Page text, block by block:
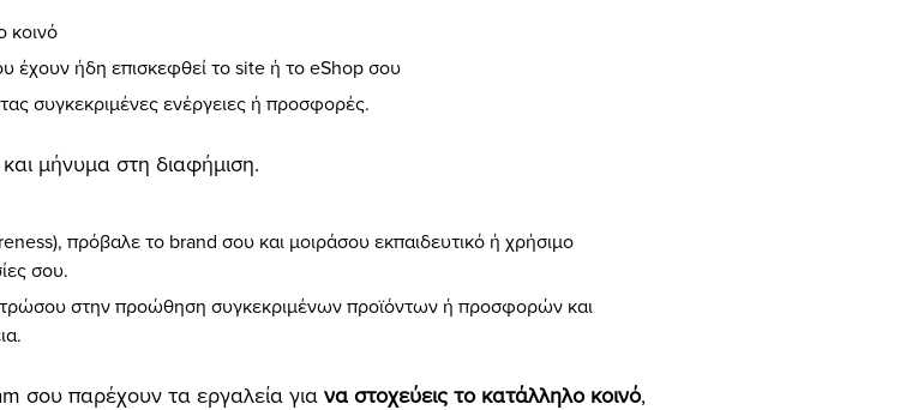
κοινό
έχουν ήδη επισκεφθεί το site ή το eShop σου
συγκεκριμένες ενέργειες ή προσφορές.
μήνυμα στη διαφήμιση.
πρόβαλε το brand σου και μοιράσου εκπαιδευτικό ή χρήσιμο
σου.
στην προώθηση συγκεκριμένων προϊόντων ή προσφορών και
σου παρέχουν τα εργαλεία για να στοχεύεις το κατάλληλο κοινό,